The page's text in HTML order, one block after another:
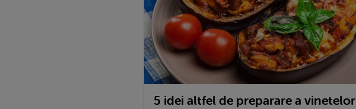
5 idei altfel de preparare a vinetelor